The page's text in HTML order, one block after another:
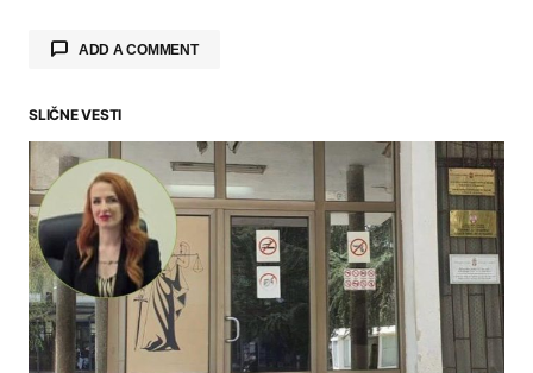
ADD A COMMENT
Your email address will not be published.
Required fields are marked
Comment*
SLIČNE VESTI